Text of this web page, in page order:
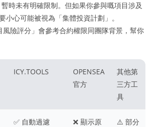
暫時未有明確限制。但如果你參與嘅項目涉及
小心可能被視為「集體投資計劃」。
風險評分」會參考合約權限同團隊背景，幫你
ICY.TOOLS
OPENSEA
官方
其他第
三方工
具
✅ 自動過濾
❌ 顯示原
⚠️ 部分